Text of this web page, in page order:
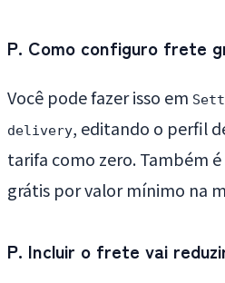
P. Como configuro frete
Você pode fazer isso em
delivery, editando o perfil
tarifa como zero. Também
grátis por valor mínimo na
P. Incluir o frete vai